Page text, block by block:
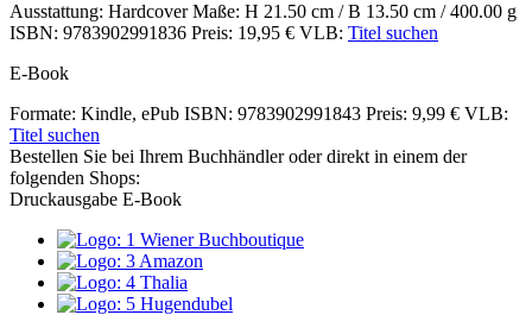
Ausstattung: Hardcover Maße: H 21.50 cm / B 13.50 cm / 400.00 g
ISBN: 9783902991836 Preis: 19,95 € VLB: Titel suchen
E-Book
Formate: Kindle, ePub ISBN: 9783902991843 Preis: 9,99 € VLB:
Titel suchen
Bestellen Sie bei Ihrem Buchhändler oder direkt in einem der
folgenden Shops:
Druckausgabe E-Book